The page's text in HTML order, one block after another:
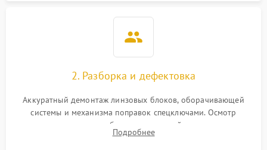
2. Разборка и дефектовка
Аккуратный демонтаж линзовых блоков, оборачивающей
системы и механизма поправок спецключами. Осмотр
внутренних резьбовых соединений, пружин и
уплотнительных колец. Поиск причин люфта, смещения
Подробнее